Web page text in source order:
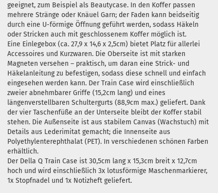
geeignet, zum Beispiel als Beautycase. In den Koffer passen
mehrere Stränge oder Knäuel Garn; der Faden kann beidseitig
durch eine U-förmige Öffnung geführt werden, sodass Häkeln
oder Stricken auch mit geschlossenem Koffer möglich ist.
Eine Einlegebox (ca. 27,9 x 14,6 x 2,5cm) bietet Platz für allerlei
Accessoires und Kurzwaren. Die Oberseite ist mit starken
Magneten versehen – praktisch, um daran eine Strick- und
Häkelanleitung zu befestigen, sodass diese schnell und einfach
eingesehen werden kann. Der Train Case wird einschließlich
zweier abnehmbarer Griffe (15,2cm lang) und eines
längenverstellbaren Schultergurts (88,9cm max.) geliefert. Dank
der vier Taschenfüße an der Unterseite bleibt der Koffer stabil
stehen. Die Außenseite ist aus stabilem Canvas (Wachstuch) mit
Details aus Lederimitat gemacht; die Innenseite aus
Polyethylenterephthalat (PET). In verschiedenen schönen Farben
erhältlich.
Der Della Q Train Case ist 30,5cm lang x 15,3cm breit x 12,7cm
hoch und wird einschließlich 3x lotusförmige Maschenmarkierer,
1x Stopfnadel und 1x Notizheft geliefert.